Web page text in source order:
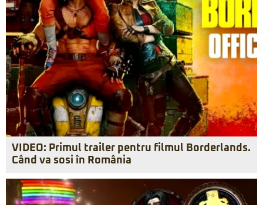
VIDEO: Primul trailer pentru filmul Borderlands.
Când va sosi în România